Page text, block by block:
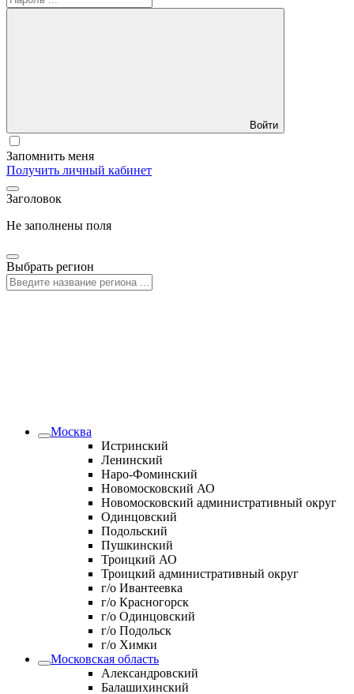
Войти
Запомнить меня
Получить личный кабинет
Заголовок
Не заполнены поля
Выбрать регион
Москва
Истринский
Ленинский
Наро-Фоминский
Новомосковский АО
Новомосковский административный округ
Одинцовский
Подольский
Пушкинский
Троицкий АО
Троицкий административный округ
г/о Ивантеевка
г/о Красногорск
г/о Одинцовский
г/о Подольск
г/о Химки
Московская область
Александровский
Балашихинский